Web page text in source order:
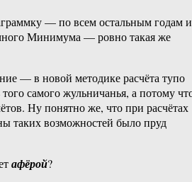
— по всем остальным годам и
Минимума — ровно такая же
— в новой методике расчёта тупо
самого жульничанья, а потому
Ну понятно же, что при расчётах
таких возможностей было пруд
афёрой?